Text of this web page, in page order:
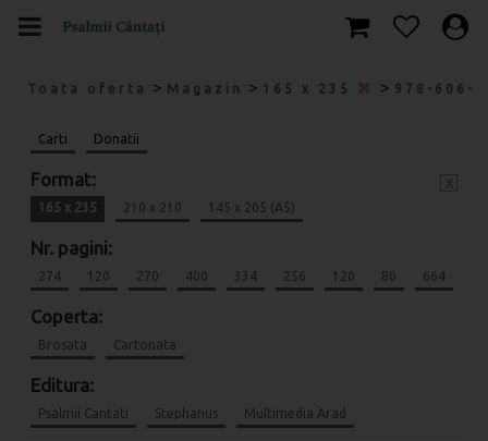
Toata oferta > Magazin > 165 x 235 > 978-606-
Carti Donatii
Format:
165 x 235 210 x 210 145 x 205 (A5)
Nr. pagini:
274 120 270 400 334 256 120 80 664
Coperta:
Brosata Cartonata
Editura:
Psalmii Cantati Stephanus Multimedia Arad